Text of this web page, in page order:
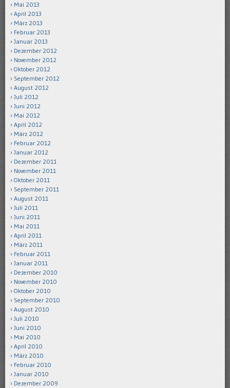
Mai 2013
April 2013
März 2013
Februar 2013
Januar 2013
Dezember 2012
November 2012
Oktober 2012
September 2012
August 2012
Juli 2012
Juni 2012
Mai 2012
April 2012
März 2012
Februar 2012
Januar 2012
Dezember 2011
November 2011
Oktober 2011
September 2011
August 2011
Juli 2011
Juni 2011
Mai 2011
April 2011
März 2011
Februar 2011
Januar 2011
Dezember 2010
November 2010
Oktober 2010
September 2010
August 2010
Juli 2010
Juni 2010
Mai 2010
April 2010
März 2010
Februar 2010
Januar 2010
Dezember 2009